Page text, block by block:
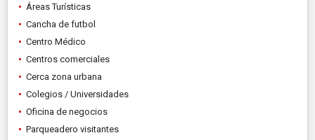
Áreas Turísticas
Cancha de futbol
Centro Médico
Centros comerciales
Cerca zona urbana
Colegios / Universidades
Oficina de negocios
Parqueadero visitantes